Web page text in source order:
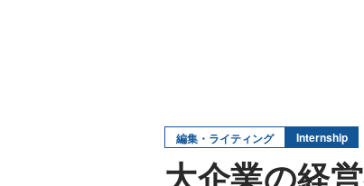
編集・ライティング Internship